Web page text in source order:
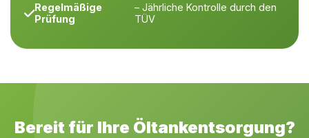
Regelmäßige
Prüfung
– Jährliche Kontrolle durch den
TÜV
Bereit für Ihre Öltankentsorgung?